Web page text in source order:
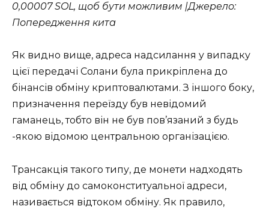
0,00007 SOL, щоб бути можливим |Джерело:
Попередження кита
Як видно вище, адреса надсилання у випадку
цієї передачі Солани була прикріплена до
бінансів обміну криптовалютами. З іншого боку,
призначення переїзду був невідомий
гаманець, тобто він не був пов’язаний з будь
-якою відомою центральною організацією.
Трансакція такого типу, де монети надходять
від обміну до самоконституальної адреси,
називається відтоком обміну. Як правило,